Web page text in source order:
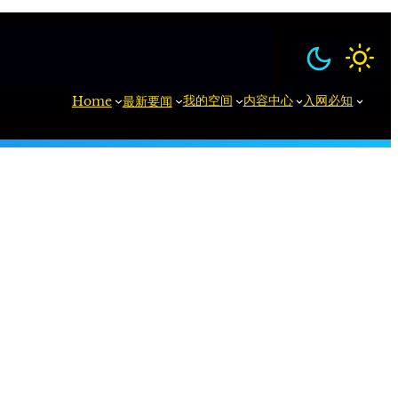
Home 最新要闻 我的空间 内容中心 入网必知